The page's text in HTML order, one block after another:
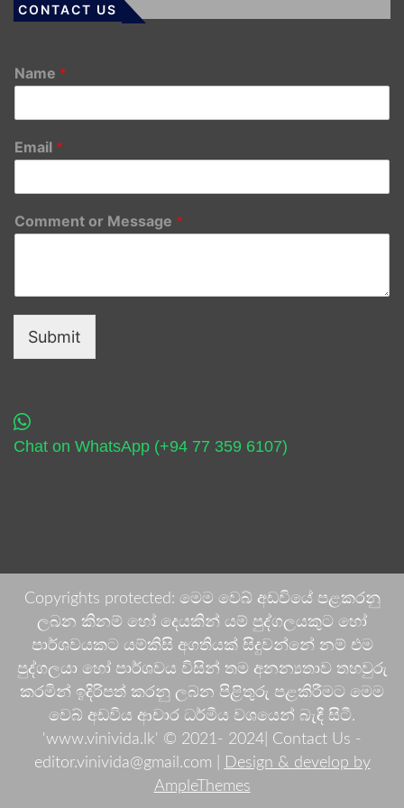
CONTACT US
Name *
Email *
Comment or Message *
Submit
Chat on WhatsApp (+94 77 359 6107)
Copyrights protected: මෙම වෙබ් අඩවියේ පළකරනු
ලබන කිනම් හෝ දෙයකින් යම් පුද්ගලයකුට හෝ
පාර්ශවයකට යම්කිසි අගතියක් සිදුවන්නේ නම් එම
පුද්ගලයා හෝ පාර්ශවය විසින් තම අනන්‍යතාව තහවුරු
කරමින් ඉදිරිපත් කරනු ලබන පිළිතුරු පළකිරීමට මෙම
වෙබ් අඩවිය ආචාර ධර්මීය වශයෙන් බැඳී සිටී.
'www.vinivida.lk' © 2021- 2024| Contact Us -
editor.vinivida@gmail.com |
Design & develop by
AmpleThemes